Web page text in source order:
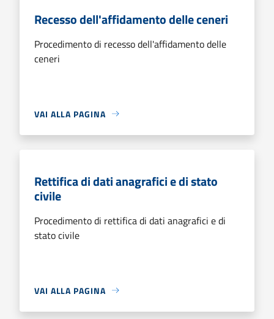
Recesso dell'affidamento delle ceneri
Procedimento di recesso dell'affidamento delle
ceneri
VAI ALLA PAGINA
Rettifica di dati anagrafici e di stato
civile
Procedimento di rettifica di dati anagrafici e di
stato civile
VAI ALLA PAGINA